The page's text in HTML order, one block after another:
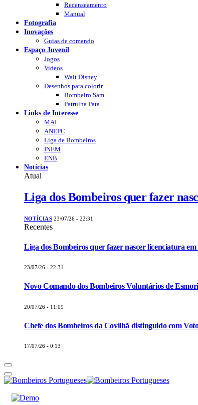
Recenseamento
Manual
Fotografia
Inovações
Guias de comando
Espaço Juvenil
Jogos
Videos
Walt Disney
Desenhos para colorir
Bombeiro Sam
Patrulha Pata
Links de Interesse
MAI
ANEPC
Liga de Bombeiros
INEM
ENB
Notícias
Atual
Liga dos Bombeiros quer fazer
NOTÍCIAS 23/07/26 - 22:31
Recentes
Liga dos Bombeiros quer fazer nascer licenciatura
23/07/26 - 22:31
Novo Comando dos Bombeiros Voluntários de
20/07/26 - 11:09
Chefe dos Bombeiros da Covilhã distinguido com
17/07/26 - 0:13